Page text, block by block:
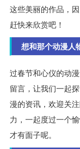
这些美丽的作品，
赶快来欣赏吧！
想和那个动漫人
过春节和心仪的动
留言，让我们一起
漫的资讯，欢迎关
力，一起度过一个
才有面子呢。